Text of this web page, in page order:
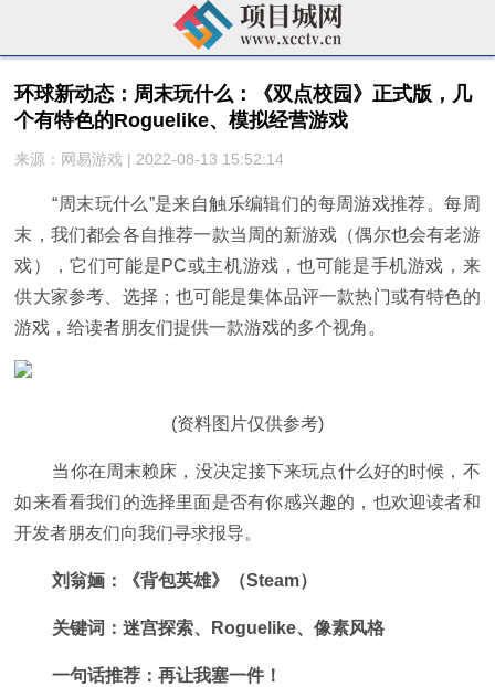
环球新动态：周末玩什么：《双点校园》正式版，几
个有特色的Roguelike、模拟经营游戏
来源：网易游戏 | 2022-08-13 15:52:14
“周末玩什么”是来自触乐编辑们的每周游戏推荐。每周
末，我们都会各自推荐一款当周的新游戏（偶尔也会有老游
戏），它们可能是PC或主机游戏，也可能是手机游戏，来
供大家参考、选择；也可能是集体品评一款热门或有特色的
游戏，给读者朋友们提供一款游戏的多个视角。
(资料图片仅供参考)
当你在周末赖床，没决定接下来玩点什么好的时候，不
如来看看我们的选择里面是否有你感兴趣的，也欢迎读者和
开发者朋友们向我们寻求报导。
刘翁婳：《背包英雄》（Steam）
关键词：迷宫探索、Roguelike、像素风格
一句话推荐：再让我塞一件！